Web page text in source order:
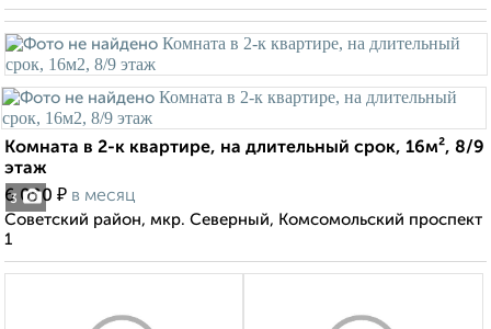
3
Комната в 2-к квартире, на длительный срок, 16м², 8/9
этаж
6 000 ₽ в месяц
Советский район, мкр. Северный, Комсомольский проспект
1